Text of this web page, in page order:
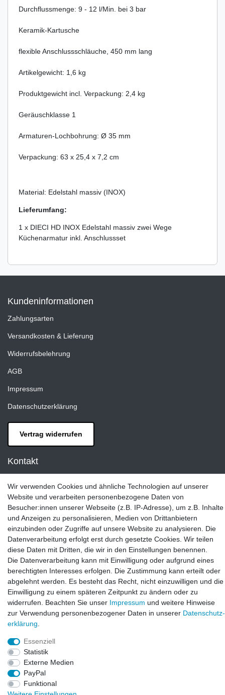
Durchflussmenge: 9 - 12 l/Min. bei 3 bar
Keramik-Kartusche
flexible Anschlussschläuche, 450 mm lang
Artikelgewicht: 1,6 kg
Produktgewicht incl. Verpackung: 2,4 kg
Geräuschklasse 1
Armaturen-Lochbohrung: Ø 35 mm
Verpackung: 63 x 25,4 x 7,2 cm
Material: Edelstahl massiv (INOX)
Lieferumfang:
1 x DIECI HD INOX Edelstahl massiv zwei Wege
Küchenarmatur inkl. Anschlussset
Kundeninformationen
Zahlungsarten
Versandkosten & Lieferung
Widerrufsbelehrung
AGB
Impressum
Datenschutzerklärung
Vertrag widerrufen
Kontakt
Zeppelinstraße 4, 89604 Allmendingen, Deutschland
E-mail:
info@laxara.de
info@bluewater-armaturen.de
Öffnungszeiten:
Mo - Fr 10:00 - 12:00 Uhr
Mo - Fr 13:00 - 15:00 Uhr
© Copyright 2026. LAXARA
Wir verwenden Cookies und ähnliche Technologien auf unserer
Website und verarbeiten personenbezogene Daten von
Besucher:innen unserer Webseite (z.B. IP-Adresse), um z.B. Inhalte
und Anzeigen zu personalisieren, Medien von Drittanbietern
einzubinden oder Zugriffe auf unsere Website zu analysieren. Die
Datenverarbeitung erfolgt erst durch gesetzte Cookies. Wir teilen
diese Daten mit Dritten, die wir in den Einstellungen benennen.
Die Datenverarbeitung kann mit Einwilligung oder aufgrund eines
berechtigten Interesses erfolgen. Die Zustimmung kann erteilt oder
abgelehnt werden. Es besteht das Recht, nicht einzuwilligen und die
Einwilligung zu einem späteren Zeitpunkt zu ändern oder zu
widerrufen. Beachten Sie unser Impressum und weitere Hinweise
zur Verwendung personenbezogener Daten in unserer Daten­schutz­
erklärung
Essenziell
Statistik
Externe Medien
PayPal
Funktional